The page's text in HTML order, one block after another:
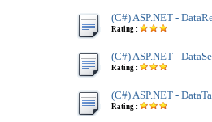
(C#) ASP.NET -
Rating :
(C#) ASP.NET -
Rating :
(C#) ASP.NET -
Rating :